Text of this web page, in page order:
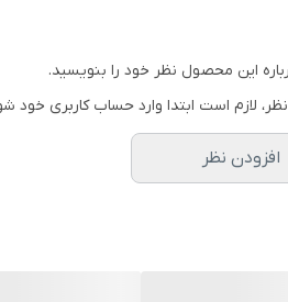
این محصول نظر خود را بنویسید.
لازم است ابتدا وارد حساب کاربری خود
افزودن نظر